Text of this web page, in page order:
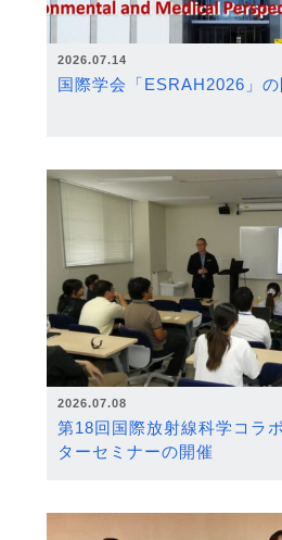
2026.07.14
国際学会「ESRAH2026」
2026.07.08
第18回国際放射線科学コラ
ターセミナーの開催